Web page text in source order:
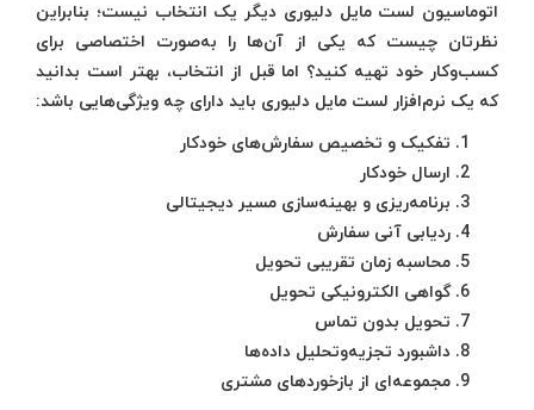
اتوماسیون لست مایل دلیوری دیگر یک انتخاب نیست؛ بنابراین
نظرتان چیست که یکی از آن‌ها را به‌صورت اختصاصی برای
کسب‌وکار خود تهیه کنید؟ اما قبل از انتخاب، بهتر است بدانید
که یک نرم‌افزار لست مایل دلیوری باید دارای چه ویژگی‌هایی باشد:
تفکیک و تخصیص سفارش‌های خودکار
ارسال خودکار
برنامه‌ریزی و بهینه‌سازی مسیر دیجیتالی
ردیابی آنی سفارش
محاسبه زمان تقریبی تحویل
گواهی الکترونیکی تحویل
تحویل بدون تماس
داشبورد تجزیه‌وتحلیل داده‌ها
مجموعه‌ای از بازخوردهای مشتری